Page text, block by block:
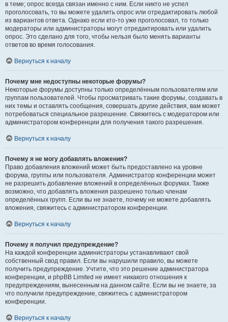
в теме; опрос всегда связан именно с ним. Если никто не успел
проголосовать, то вы можете удалить опрос или отредактировать любой
из вариантов ответа. Однако если кто-то уже проголосовал, то только
модераторы или администраторы могут отредактировать или удалить
опрос. Это сделано для того, чтобы нельзя было менять варианты
ответов во время голосования.
Вернуться к началу
Почему мне недоступны некоторые форумы?
Некоторые форумы доступны только определённым пользователям или
группам пользователей. Чтобы просматривать такие форумы, создавать в
них темы и оставлять сообщения, совершать другие действия, вам может
потребоваться специальное разрешение. Свяжитесь с модератором или
администратором конференции для получения такого разрешения.
Вернуться к началу
Почему я не могу добавлять вложения?
Право добавления вложений может быть предоставлено на уровне
форума, группы или пользователя. Администратор конференции может
не разрешить добавление вложений в определённых форумах. Также
возможно, что добавлять вложения разрешено только членам
определённых групп. Если вы не знаете, почему не можете добавлять
вложения, свяжитесь с администратором конференции.
Вернуться к началу
Почему я получил предупреждение?
На каждой конференции администраторы устанавливают свой
собственный свод правил. Если вы нарушили правило, вы можете
получить предупреждение. Учтите, что это решение администратора
конференции, и phpBB Limited не имеет никакого отношения к
предупреждениям, вынесенным на данном сайте. Если вы не знаете, за
что получили предупреждение, свяжитесь с администратором
конференции.
Вернуться к началу